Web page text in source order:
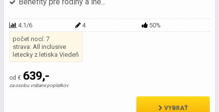
Benefity pre rodiny a iné...
4.1/6 4
50%
počet nocí: 7
strava: All inclusive
letecky z letiska Viedeň
od € 639,-
za osobu vrátane poplatkov
VYBRAŤ